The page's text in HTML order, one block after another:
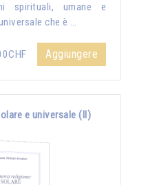
spirituali, umane e
che è …
Aggiungere
e universale (II)